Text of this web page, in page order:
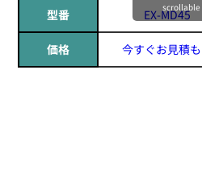
型番 EX-MD45
価格 今すぐお見積も
scrollable